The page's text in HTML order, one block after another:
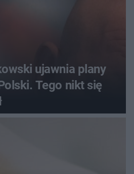
ujawnia plany
Tego nikt się